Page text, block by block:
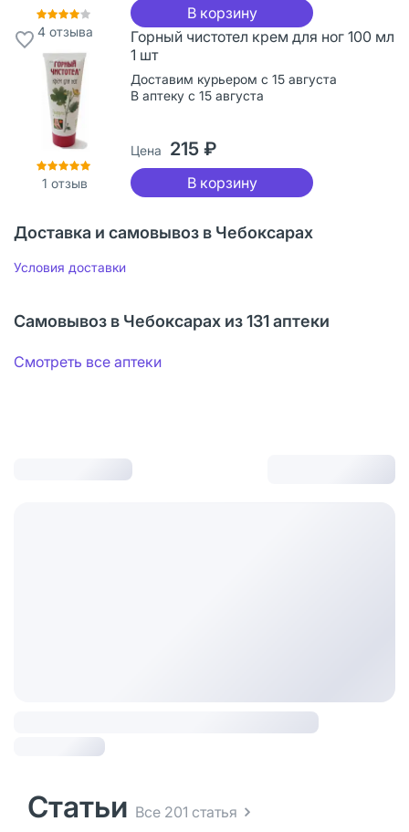
4отзыва
В корзину
1 отзыв
Горный чистотел крем для ног 100 мл
1 шт
Доставим курьером с 15 августа
В аптеку с 15 августа
Цена 215 ₽
В корзину
Доставка и самовывоз в Чебоксарах
Условия доставки
Самовывоз в Чебоксарах из 131 аптеки
Смотреть все аптеки
Статьи Все 201 статья